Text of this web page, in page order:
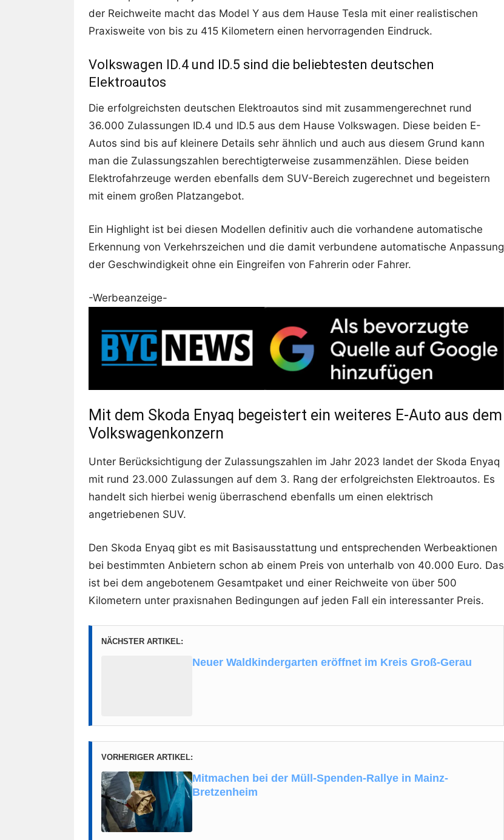
der Reichweite macht das Model Y aus dem Hause Tesla mit einer realistischen
Praxisweite von bis zu 415 Kilometern einen hervorragenden Eindruck.
Volkswagen ID.4 und ID.5 sind die beliebtesten deutschen
Elektroautos
Die erfolgreichsten deutschen Elektroautos sind mit zusammengerechnet rund
36.000 Zulassungen ID.4 und ID.5 aus dem Hause Volkswagen. Diese beiden E-
Autos sind bis auf kleinere Details sehr ähnlich und auch aus diesem Grund kann
man die Zulassungszahlen berechtigterweise zusammenzählen. Diese beiden
Elektrofahrzeuge werden ebenfalls dem SUV-Bereich zugerechnet und begeistern
mit einem großen Platzangebot.
Ein Highlight ist bei diesen Modellen definitiv auch die vorhandene automatische
Erkennung von Verkehrszeichen und die damit verbundene automatische Anpassung
der Geschwindigkeit ohne ein Eingreifen von Fahrerin oder Fahrer.
-Werbeanzeige-
Mit dem Skoda Enyaq begeistert ein weiteres E-Auto aus dem
Volkswagenkonzern
Unter Berücksichtigung der Zulassungszahlen im Jahr 2023 landet der Skoda Enyaq
mit rund 23.000 Zulassungen auf dem 3. Rang der erfolgreichsten Elektroautos. Es
handelt sich hierbei wenig überraschend ebenfalls um einen elektrisch
angetriebenen SUV.
Den Skoda Enyaq gibt es mit Basisausstattung und entsprechenden Werbeaktionen
bei bestimmten Anbietern schon ab einem Preis von unterhalb von 40.000 Euro. Das
ist bei dem angebotenem Gesamtpaket und einer Reichweite von über 500
Kilometern unter praxisnahen Bedingungen auf jeden Fall ein interessanter Preis.
NÄCHSTER ARTIKEL:
Neuer Waldkindergarten eröffnet im Kreis Groß-Gerau
VORHERIGER ARTIKEL:
Mitmachen bei der Müll-Spenden-Rallye in Mainz-
Bretzenheim